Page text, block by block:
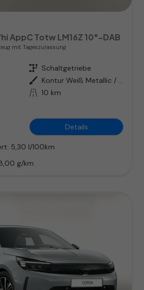
AppC Totw LM16Z 10"-DAB
mit Tageszulassung
Getriebe Schaltgetriebe
Außenfarbe
Kontur Weiß Metallic / Dach: sch
Kilometerstand 10 km
Details
5,30 l/100km
g/km